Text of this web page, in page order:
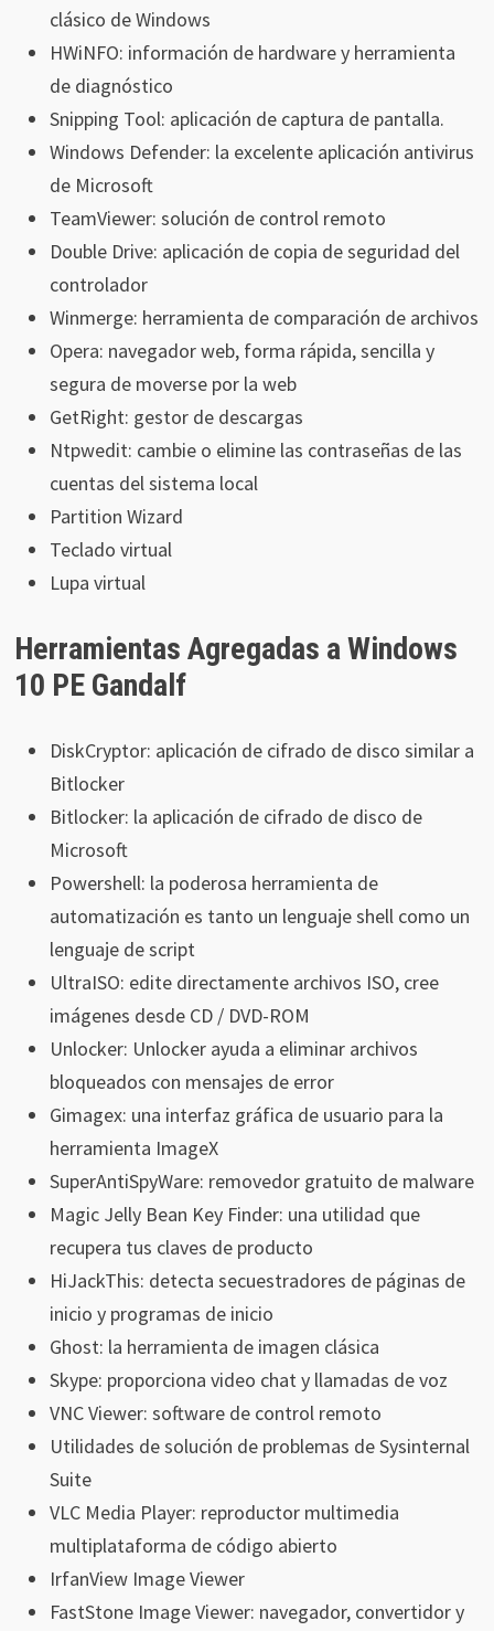
clásico de Windows
HWiNFO: información de hardware y herramienta
de diagnóstico
Snipping Tool: aplicación de captura de pantalla.
Windows Defender: la excelente aplicación antivirus
de Microsoft
TeamViewer: solución de control remoto
Double Drive: aplicación de copia de seguridad del
controlador
Winmerge: herramienta de comparación de archivos
Opera: navegador web, forma rápida, sencilla y
segura de moverse por la web
GetRight: gestor de descargas
Ntpwedit: cambie o elimine las contraseñas de las
cuentas del sistema local
Partition Wizard
Teclado virtual
Lupa virtual
Herramientas Agregadas a Windows
10 PE Gandalf
DiskCryptor: aplicación de cifrado de disco similar a
Bitlocker
Bitlocker: la aplicación de cifrado de disco de
Microsoft
Powershell: la poderosa herramienta de
automatización es tanto un lenguaje shell como un
lenguaje de script
UltraISO: edite directamente archivos ISO, cree
imágenes desde CD / DVD-ROM
Unlocker: Unlocker ayuda a eliminar archivos
bloqueados con mensajes de error
Gimagex: una interfaz gráfica de usuario para la
herramienta ImageX
SuperAntiSpyWare: removedor gratuito de malware
Magic Jelly Bean Key Finder: una utilidad que
recupera tus claves de producto
HiJackThis: detecta secuestradores de páginas de
inicio y programas de inicio
Ghost: la herramienta de imagen clásica
Skype: proporciona video chat y llamadas de voz
VNC Viewer: software de control remoto
Utilidades de solución de problemas de Sysinternal
Suite
VLC Media Player: reproductor multimedia
multiplataforma de código abierto
IrfanView Image Viewer
FastStone Image Viewer: navegador, convertidor y